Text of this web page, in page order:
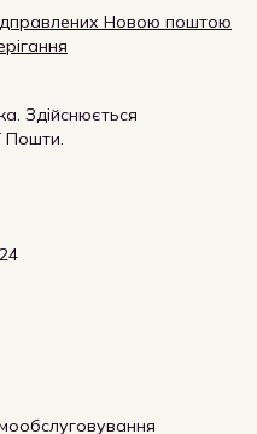
Новою поштою
Здійснюється